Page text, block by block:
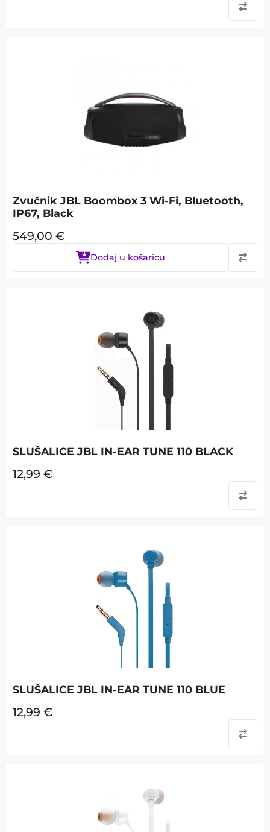
Zvučnik JBL Boombox 3 Wi-Fi, Bluetooth,
IP67, Black
549,00 €
Dodaj u košaricu
SLUŠALICE JBL IN-EAR TUNE 110 BLACK
12,99 €
SLUŠALICE JBL IN-EAR TUNE 110 BLUE
12,99 €